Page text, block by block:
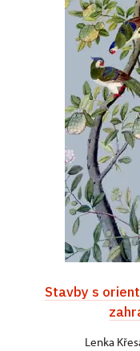
Stavby s
Lenka